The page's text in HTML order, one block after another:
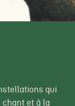
qui
chant et à la